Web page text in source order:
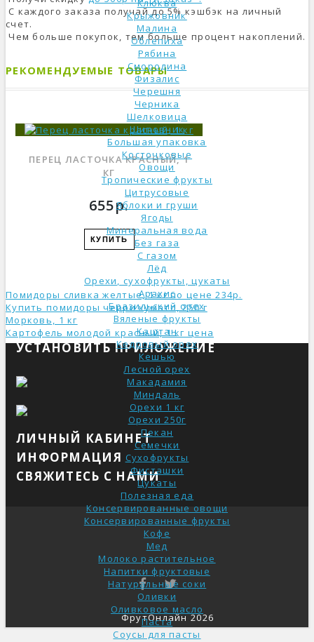
Клюква
Крыжовник
Малина
Облепиха
Рябина
Смородина
Физалис
Черешня
Черника
Шелковица
Шиповник
Большая упаковка
Косточковые
Овощи
Тропические фрукты
Цитрусовые
Яблоки и груши
Ягоды
Минеральная вода
Без газа
С газом
Лёд
Орехи, сухофрукты, цукаты
Арахис
Бразильский орех
Вяленые фрукты
Каштан
Кедровый орех
Кешью
Лесной орех
Макадамия
Миндаль
Орехи 1 кг
Орехи 250г
Пекан
Семечки
Сухофрукты
Фисташки
Цукаты
Полезная еда
Консервированные овощи
Консервированные фрукты
Кофе
Мед
Молоко растительное
Напитки фруктовые
Натуральные соки
Оливки
Оливковое масло
Паста
Соусы для пасты
С каждого заказа получай до 5% кэшбэк на личный
счет.
Чем больше покупок, тем больше процент накоплений.
РЕКОМЕНДУЕМЫЕ ТОВАРЫ
ПЕРЕЦ ЛАСТОЧКА КРАСНЫЙ, 1
КГ
655р.
КУПИТЬ
Помидоры сливка желтые, 1 кг по цене 234р.
Купить помидоры черри кумато, 250 г
Морковь, 1 кг
Картофель молодой красный, 1 кг ценa
УСТАНОВИТЬ ПРИЛОЖЕНИЕ
ЛИЧНЫЙ КАБИНЕТ
ИНФОРМАЦИЯ
СВЯЖИТЕСЬ С НАМИ
ФрутОнлайн 2026